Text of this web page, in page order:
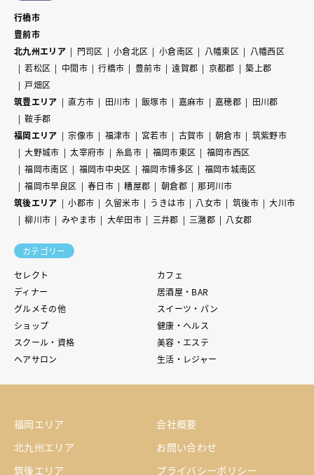
行橋市
豊前市
北九州エリア
門司区 小倉北区 小倉南区 八幡東区
八幡西区
若松区
中間市 行橋市 豊前市 遠賀郡 京都郡
築上郡
戸畑区
筑豊エリア
直方市 田川市 飯塚市 嘉麻市 嘉穂郡
田川郡
鞍手郡
福岡エリア
宗像市 福津市 宮若市 古賀市 朝倉市
筑紫野市
大野城市
太宰府市 糸島市 福岡市東区
福岡市西区
福岡市南区
福岡市中央区 福岡市博多区
福岡市城南区
福岡市早良区
春日市 糟屋郡 朝倉郡
那珂川市
筑後エリア
小郡市 久留米市 うきは市 八女市 筑後市
大川市
柳川市
みやま市 大牟田市 三井郡 三潴郡 八女郡
カテゴリー
セレクト
カフェ
ディナー
居酒屋・BAR
グルメその他
スイーツ・パン
ショップ
健康・ヘルス
スクール・資格
美容・エステ
ヘアサロン
生活・レジャー
福岡エリア
北九州エリア
筑後エリア
会社概要
お問い合わせ
プライバシーポリシー